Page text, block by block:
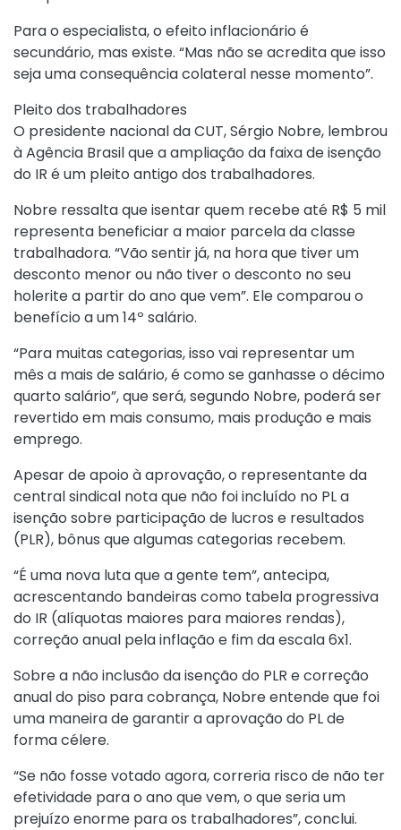
Para o especialista, o efeito inflacionário é
secundário, mas existe. “Mas não se acredita que isso
seja uma consequência colateral nesse momento”.
Pleito dos trabalhadores
O presidente nacional da CUT, Sérgio Nobre, lembrou
à Agência Brasil que a ampliação da faixa de isenção
do IR é um pleito antigo dos trabalhadores.
Nobre ressalta que isentar quem recebe até R$ 5 mil
representa beneficiar a maior parcela da classe
trabalhadora. “Vão sentir já, na hora que tiver um
desconto menor ou não tiver o desconto no seu
holerite a partir do ano que vem”. Ele comparou o
benefício a um 14º salário.
“Para muitas categorias, isso vai representar um
mês a mais de salário, é como se ganhasse o décimo
quarto salário”, que será, segundo Nobre, poderá ser
revertido em mais consumo, mais produção e mais
emprego.
Apesar de apoio à aprovação, o representante da
central sindical nota que não foi incluído no PL a
isenção sobre participação de lucros e resultados
(PLR), bônus que algumas categorias recebem.
“É uma nova luta que a gente tem”, antecipa,
acrescentando bandeiras como tabela progressiva
do IR (alíquotas maiores para maiores rendas),
correção anual pela inflação e fim da escala 6x1.
Sobre a não inclusão da isenção do PLR e correção
anual do piso para cobrança, Nobre entende que foi
uma maneira de garantir a aprovação do PL de
forma célere.
“Se não fosse votado agora, correria risco de não ter
efetividade para o ano que vem, o que seria um
prejuízo enorme para os trabalhadores”, conclui.